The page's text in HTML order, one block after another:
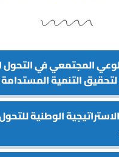
المجتمعي في
التنمية المستدامة
الوطنية